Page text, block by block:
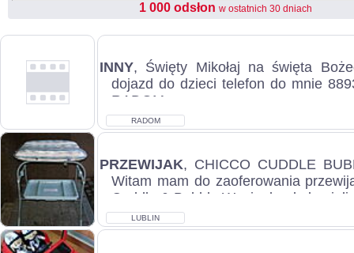
1 000 odsłon w ostatnich 30 dniach
INNY, Święty Mikołaj na święta
dojazd do dzieci telefon do mnie
RADOM...
RADOM
PRZEWIJAK, CHICCO CUDDLE
Witam mam do zaoferowania
Cuddle & Bubble Wanienka do kąpieli
LUBLIN